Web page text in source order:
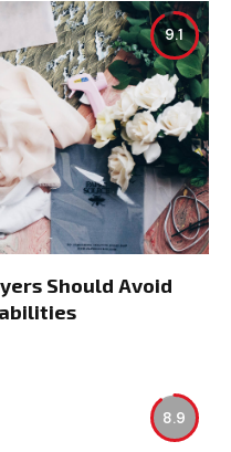
9.1
Should Avoid
8.9